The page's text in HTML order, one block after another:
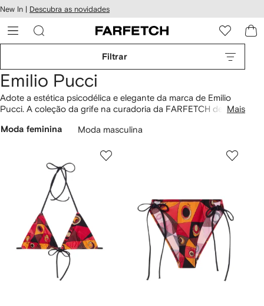
o
New In | Descubra as novidades
Filtrar
Emilio Pucci
Adote a estética psicodélica e elegante da marca de Emilio
Pucci. A coleção da grife na curadoria da FARFETCH destaca
estilista que homenageia o "O Príncipe das Impressões" e que
tons vibrantes e detalhes românticos para enriquecer a
alfaiataria sutil, enquanto drapeados sofisticados e tecidos
imponentes finalizam o look de impacto. Marque momentos
especiais da sua vida com o print PUCCI em tecidos de seda.
Mais
Moda feminina Moda masculina